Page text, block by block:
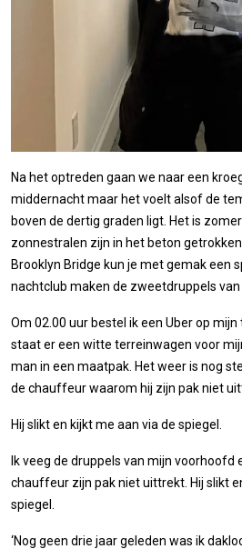
Na het optreden gaan we naar een
middernacht maar het voelt alsof de
boven de dertig graden ligt. Het is
zonnestralen zijn in het beton
Brooklyn Bridge kun je met gemak een
nachtclub maken de zweetdruppels van
Om 02.00 uur bestel ik een Uber op
staat er een witte terreinwagen voor
man in een maatpak. Het weer is nog
de chauffeur waarom hij zijn pak niet
Hij slikt en kijkt me aan via de spiegel.
Ik veeg de druppels van mijn voorhoofd
chauffeur zijn pak niet uittrekt. Hij slikt
spiegel.
‘Nog geen drie jaar geleden was ik